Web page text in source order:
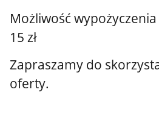
Możliwość
15 zł
Zapraszamy do
oferty.